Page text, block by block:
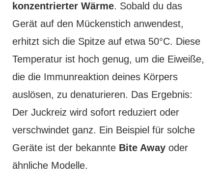
konzentrierter Wärme. Sobald du das
Gerät auf den Mückenstich anwendest,
erhitzt sich die Spitze auf etwa 50°C. Diese
Temperatur ist hoch genug, um die Eiweiße,
die die Immunreaktion deines Körpers
auslösen, zu denaturieren. Das Ergebnis:
Der Juckreiz wird sofort reduziert oder
verschwindet ganz. Ein Beispiel für solche
Geräte ist der bekannte Bite Away oder
ähnliche Modelle.